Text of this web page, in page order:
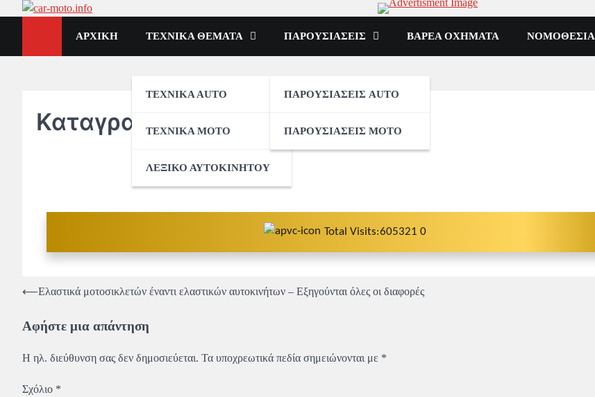
car-moto.info
ΑΡΧΙΚΗ ΤΕΧΝΙΚΑ ΘΕΜΑΤΑ
ΤΕΧΝΙΚΑ ΑUTO
ΤΕΧΝΙΚΑ MOTO
ΛΕΞΙΚΟ ΑΥΤΟΚΙΝΗΤΟΥ
ΠΑΡΟΥΣΙΑΣΕΙΣ
ΠΑΡΟΥΣΙΑΣΕΙΣ AUTO
ΠΑΡΟΥΣΙΑΣΕΙΣ ΜΟΤΟ
ΒΑΡΕΑ ΟΧΗΜΑΤΑ ΝΟΜΟΘΕΣΙΑ
Καταγραφή2
Total Visits:605321 0
Πλοήγηση
⟵Ελαστικά μοτοσικλετών έναντι ελαστικών αυτοκινήτων – Εξηγούνται όλες οι διαφορές
Αφήστε μια απάντηση
Η ηλ. διεύθυνση σας δεν δημοσιεύεται. Τα υποχρεωτικά πεδία σημειώνονται με *
Σχόλιο *